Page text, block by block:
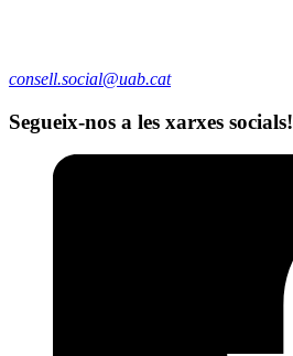
consell.social@uab.cat
Segueix-nos a les xarxes socials!